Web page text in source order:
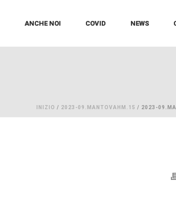
ANCHE NOI COVID NEWS
INIZIO / 2023-09.MANTOVAHM.15 / 2023-